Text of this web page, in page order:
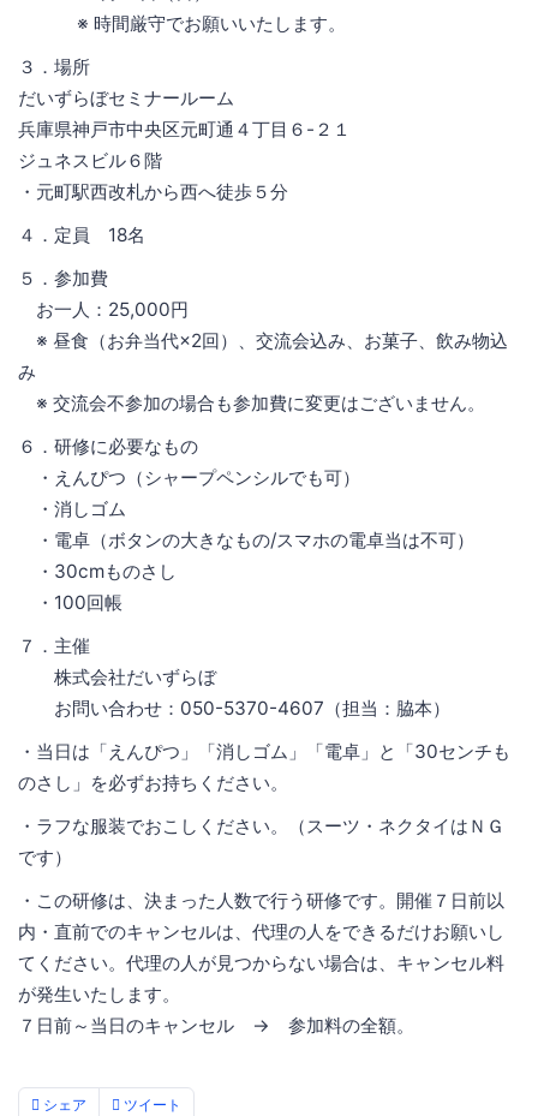
※ 時間厳守でお願いいたします。
３．場所
だいずらぼセミナールーム
兵庫県神戸市中央区元町通４丁目６-２１
ジュネスビル６階
・元町駅西改札から西へ徒歩５分
４．定員 18名
５．参加費
お一人：25,000円
※ 昼食（お弁当代×2回）、交流会込み、お菓子、飲み物込
み
※ 交流会不参加の場合も参加費に変更はございません。
６．研修に必要なもの
・えんぴつ（シャープペンシルでも可）
・消しゴム
・電卓（ボタンの大きなもの/スマホの電卓当は不可）
・30cmものさし
・100回帳
７．主催
株式会社だいずらぼ
お問い合わせ：050-5370-4607（担当：脇本）
・当日は「えんぴつ」「消しゴム」「電卓」と「30センチも
のさし」を必ずお持ちください。
・ラフな服装でおこしください。（スーツ・ネクタイはＮＧ
です）
・この研修は、決まった人数で行う研修です。開催７日前以
内・直前でのキャンセルは、代理の人をできるだけお願いし
てください。代理の人が見つからない場合は、キャンセル料
が発生いたします。
７日前～当日のキャンセル → 参加料の全額。
シェア ツイート